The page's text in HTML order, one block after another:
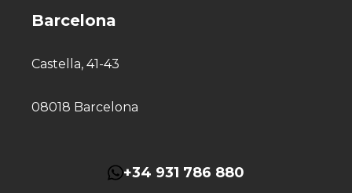
Barcelona
Castella, 41-43
08018 Barcelona
+34 931 786 880